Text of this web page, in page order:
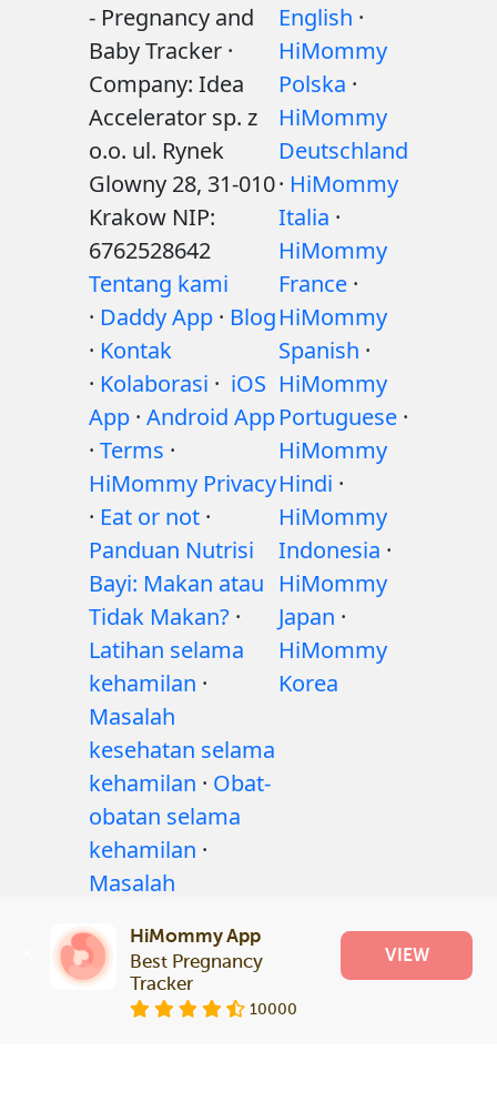
- Pregnancy and
Baby Tracker ·
Company: Idea
Accelerator sp. z
o.o. ul. Rynek
Glowny 28, 31-010
Krakow NIP:
6762528642
Tentang kami
· Daddy App · Blog
· Kontak
· Kolaborasi · iOS
App · Android App
· Terms ·
HiMommy Privacy
· Eat or not ·
Panduan Nutrisi
Bayi: Makan atau
Tidak Makan? ·
Latihan selama
kehamilan ·
Masalah
kesehatan selama
kehamilan · Obat-
obatan selama
kehamilan ·
Masalah
Articles·
Kebijakan editorial
English ·
HiMommy
Polska ·
HiMommy
Deutschland
· HiMommy
Italia ·
HiMommy
France ·
HiMommy
Spanish ·
HiMommy
Portuguese ·
HiMommy
Hindi ·
HiMommy
Indonesia ·
HiMommy
Japan ·
HiMommy
Korea
HiMommy App
Best Pregnancy
Tracker
10000
VIEW